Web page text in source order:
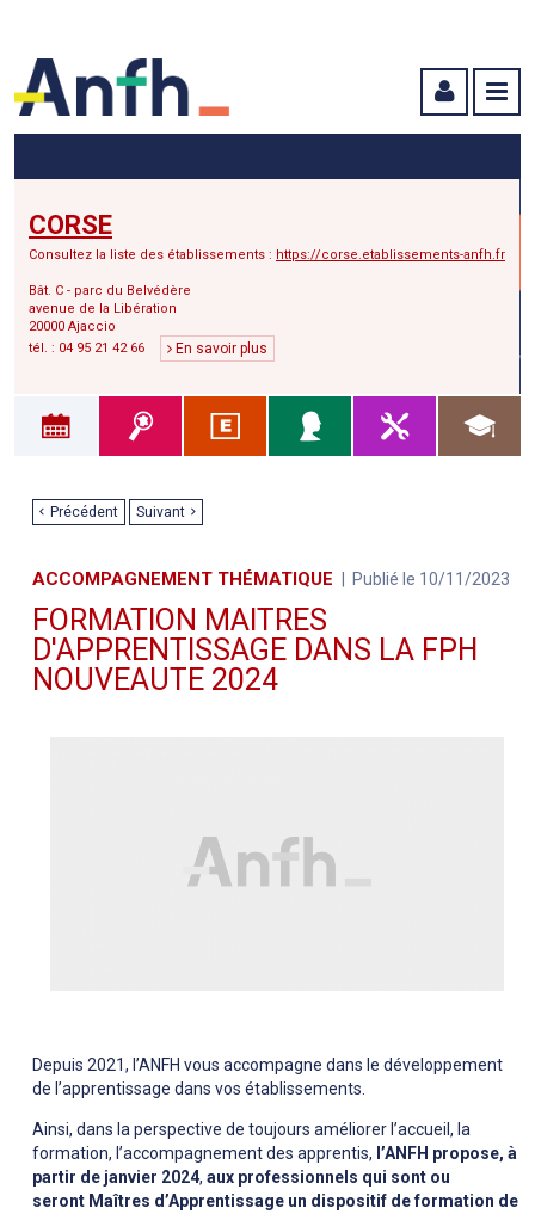
CORSE
Consultez la liste des établissements : https://corse.etablissements-anfh.fr
Bât. C - parc du Belvédère
avenue de la Libération
20000 Ajaccio
tél. : 04 95 21 42 66
En savoir plus
Précédent Suivant
ACCOMPAGNEMENT THÉMATIQUE Publié le 10/11/2023
FORMATION MAITRES
D'APPRENTISSAGE DANS LA FPH
NOUVEAUTE 2024
Depuis 2021, l’ANFH vous accompagne dans le développement
de l’apprentissage dans vos établissements.
Ainsi, dans la perspective de toujours améliorer l’accueil, la
formation, l’accompagnement des apprentis, l’ANFH propose, à
partir de janvier 2024, aux professionnels qui sont ou
seront Maîtres d’Apprentissage un dispositif de formation de